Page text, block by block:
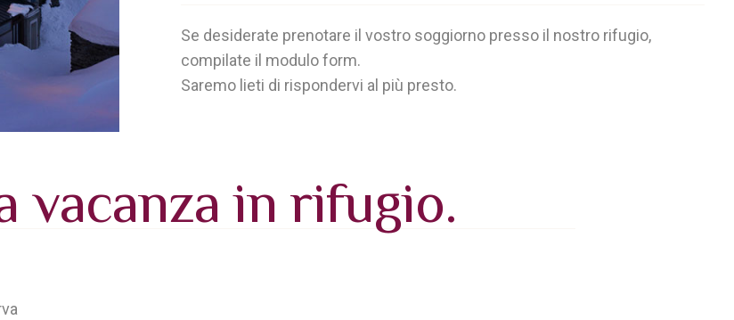
Se desiderate prenotare il vostro soggiorno presso il nostro rifugio,
compilate il modulo form.
Saremo lieti di rispondervi al più presto.
vacanza in rifugio.